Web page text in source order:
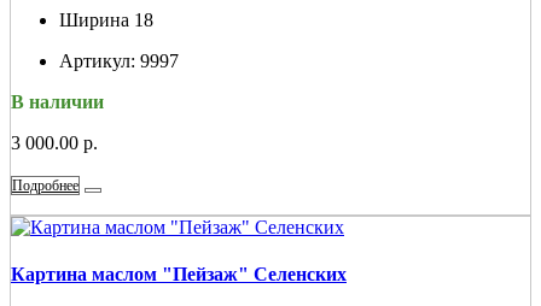
Ширина 18
Артикул: 9997
В наличии
3 000.00 р.
Подробнее
Картина маслом "Пейзаж" Селенских